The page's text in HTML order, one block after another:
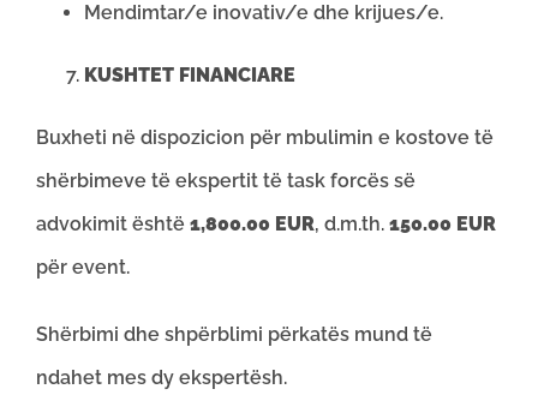
Mendimtar/e inovativ/e dhe krijues/e.
KUSHTET FINANCIARE
Buxheti në dispozicion për mbulimin e kostove të
shërbimeve të ekspertit të task forcës së
advokimit është 1,800.00 EUR, d.m.th. 150.00 EUR
për event.
Shërbimi dhe shpërblimi përkatës mund të
ndahet mes dy ekspertësh.